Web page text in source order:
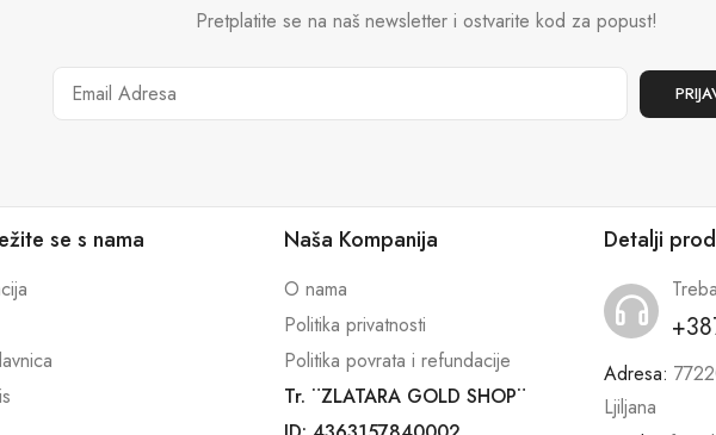
Pretplatite se na naš newsletter i ostvarite kod za popust!
se s nama Naša Kompanija
O nama
Politika privatnosti
Politika povrata i refundacije
Tr. ¨ZLATARA GOLD SHOP¨
Detalji
Adresa:
Ljiljana